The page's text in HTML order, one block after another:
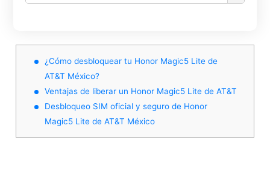
¿Cómo desbloquear tu Honor Magic5 Lite de
AT&T México?
Ventajas de liberar un Honor Magic5 Lite de AT&T
Desbloqueo SIM oficial y seguro de Honor
Magic5 Lite de AT&T México